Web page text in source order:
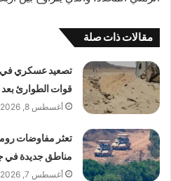
مقالات ذات صلة
تصعيد عسكري في
قوات الطوارئ
أغسطس 8, 2026
تعثر مفاوضات
مناطق جديدة في
أغسطس 7, 2026